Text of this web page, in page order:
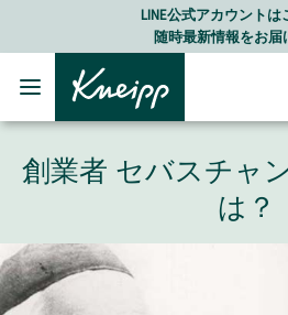
Skip to main content
Skip to footer contentLINE公式アカウントは
随時最新情報をお届
創業者 セバスチャ
は？